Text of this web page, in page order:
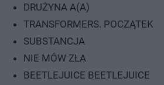
DRUŻYNA A(A)
TRANSFORMERS. POCZĄTEK
SUBSTANCJA
NIE MÓW ZŁA
BEETLEJUICE BEETLEJUICE